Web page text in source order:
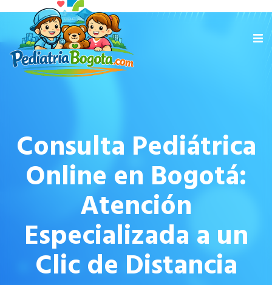
Consulta Pediátrica
Online en Bogotá:
Atención
Especializada a un
Clic de Distancia